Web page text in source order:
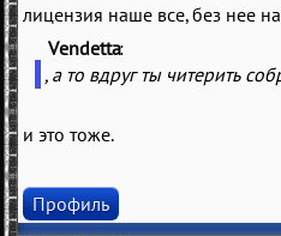
лицензия наше все, без нее
Vendetta
, а то вдруг ты читерить
и это тоже.
Профиль